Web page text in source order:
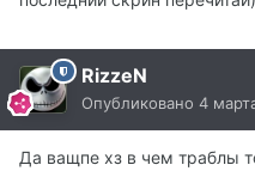
RizzeN
Опубликовано 4
Да ващпе хз в чем траблы